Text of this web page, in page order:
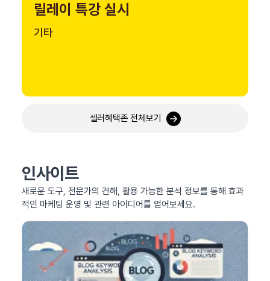
릴레이 특강 실시
기타
셀러혜택존 전체보기
인사이트
새로운 도구, 전문가의 견해, 활용 가능한 분석 정보를 통해 효과
적인 마케팅 운영 및 관련 아이디어를 얻어보세요.